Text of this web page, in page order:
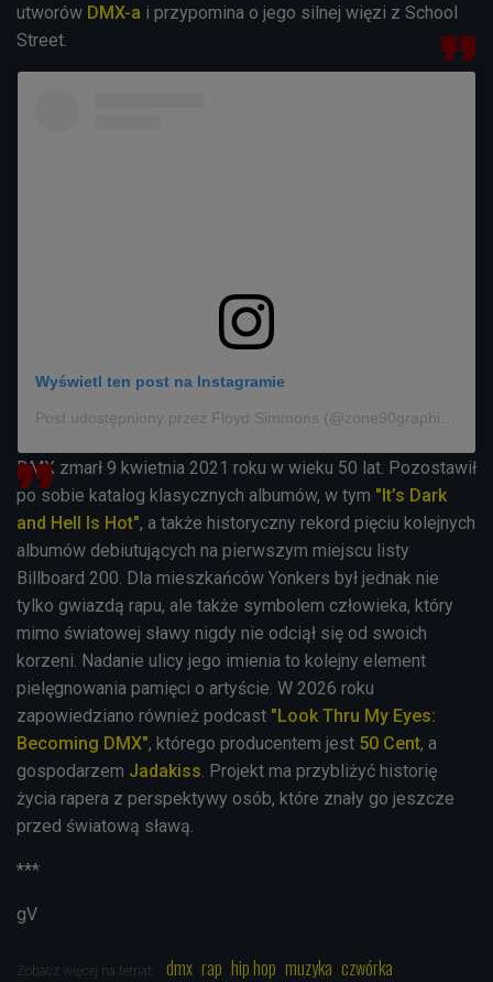
utworów DMX-a i przypomina o jego silnej więzi z School
Street.
Wyświetl ten post na Instagramie
DMX zmarł 9 kwietnia 2021 roku w wieku 50 lat. Pozostawił
po sobie katalog klasycznych albumów, w tym "It’s Dark
and Hell Is Hot", a także historyczny rekord pięciu kolejnych
albumów debiutujących na pierwszym miejscu listy
Billboard 200. Dla mieszkańców Yonkers był jednak nie
tylko gwiazdą rapu, ale także symbolem człowieka, który
mimo światowej sławy nigdy nie odciął się od swoich
korzeni. Nadanie ulicy jego imienia to kolejny element
pielęgnowania pamięci o artyście. W 2026 roku
zapowiedziano również podcast "Look Thru My Eyes:
Becoming DMX", którego producentem jest 50 Cent, a
gospodarzem Jadakiss . Projekt ma przybliżyć historię
życia rapera z perspektywy osób, które znały go jeszcze
przed światową sławą.
***
gV
Zobacz więcej na temat: dmx rap hip hop muzyka czwórka